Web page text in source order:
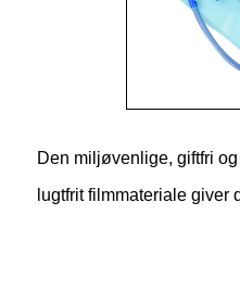
Den miljøvenlige, giftfri og
lugtfrit filmmateriale giver